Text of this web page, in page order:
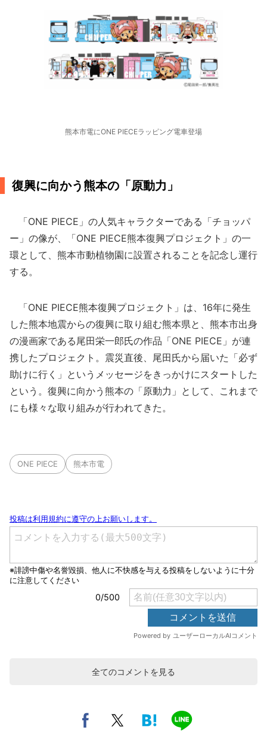
熊本市電にONE PIECEラッピング電車登場
復興に向かう熊本の「原動力」
「ONE PIECE」の人気キャラクターである「チョッパ
ー」の像が、「ONE PIECE熊本復興プロジェクト」の一
環として、熊本市動植物園に設置されることを記念し運行
する。
「ONE PIECE熊本復興プロジェクト」は、16年に発生
した熊本地震からの復興に取り組む熊本県と、熊本市出身
の漫画家である尾田栄一郎氏の作品「ONE PIECE」が連
携したプロジェクト。震災直後、尾田氏から届いた「必ず
助けに行く」というメッセージをきっかけにスタートした
という。復興に向かう熊本の「原動力」として、これまで
にも様々な取り組みが行われてきた。
ONE PIECE 熊本市電
全てのコメントを見る